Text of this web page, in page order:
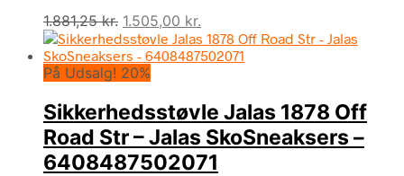
1.881,25kr. Den
oprindelige
pris
var:
1.505,00 kr.
aktuelle
pris
På Udsalg! 20%
Sikkerhedsstøvle Jalas 1878 Off
Road Str – Jalas SkoSneaksers –
6408487502071